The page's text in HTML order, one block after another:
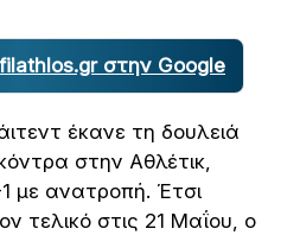
στην Google
έκανε τη δουλειά
στην Αθλέτικ,
με ανατροπή. Έτσι
τελικό στις 21 Μαΐου, ο